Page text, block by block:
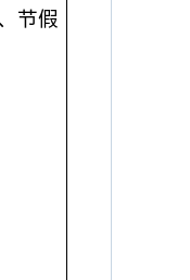
节假